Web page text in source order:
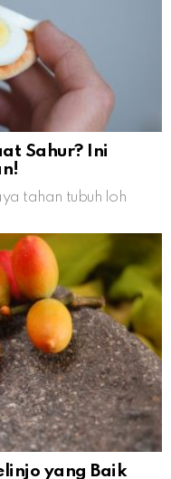
Sahur? Ini
tahan tubuh loh
yang Baik